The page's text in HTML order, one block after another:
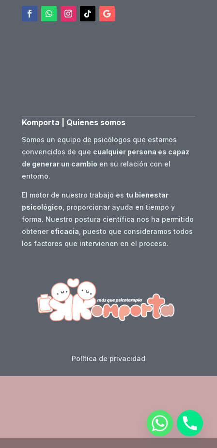
Komporta | Quienes somos
Somos un equipo de psicólogos que estamos
convencidos de que cualquier persona es capaz
de generar un cambio en su relación con el
entorno.
El motor de nuestro trabajo es tu bienestar
psicológico , proporcionar ayuda en tiempo y
forma. Nuestro postura científica nos ha permitido
obtener eficacia , puesto que consideramos todos
los factores que intervienen en el proceso.
Política de privacidad